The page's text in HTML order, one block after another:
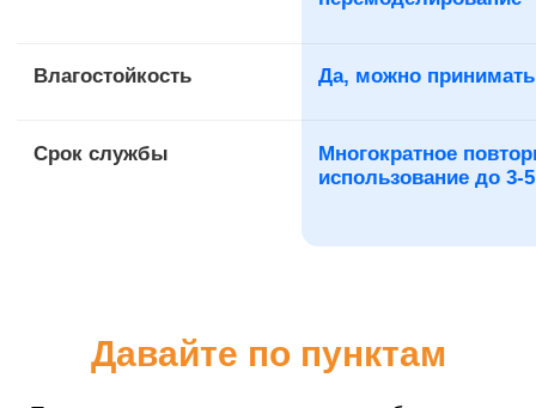
Давайте по пунктам